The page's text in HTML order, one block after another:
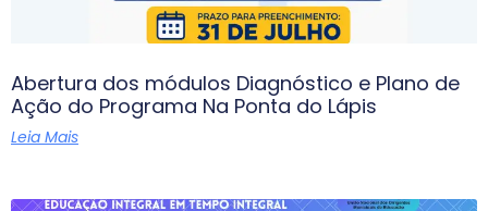
Abertura dos módulos Diagnóstico e Plano de
Ação do Programa Na Ponta do Lápis
Leia Mais